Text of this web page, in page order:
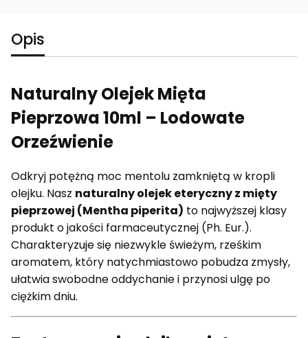
Opis
Naturalny Olejek Mięta
Pieprzowa 10ml – Lodowate
Orzeźwienie
Odkryj potężną moc mentolu zamkniętą w kropli
olejku. Nasz naturalny olejek eteryczny z mięty
pieprzowej (Mentha piperita) to najwyższej klasy
produkt o jakości farmaceutycznej (Ph. Eur.).
Charakteryzuje się niezwykle świeżym, rześkim
aromatem, który natychmiastowo pobudza zmysły,
ułatwia swobodne oddychanie i przynosi ulgę po
ciężkim dniu.